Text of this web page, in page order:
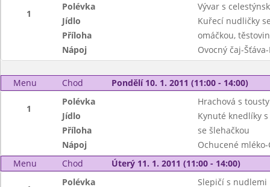
1
Polévka
Vývar s
Jídlo
Kuřecí nudličky
Příloha
omáčkou,
Nápoj
Ovocný čaj-
Menu Chod Pondělí 10. 1. 2011 (11:00 - 14:00)
1
Polévka
Hrachová s tousty
Jídlo
Kynuté knedlíky
Příloha
se šlehačkou
Nápoj
Ochucené mléko-
Menu
Chod Úterý 11. 1. 2011 (11:00 - 14:00)
Polévka
Slepičí s nudlemi